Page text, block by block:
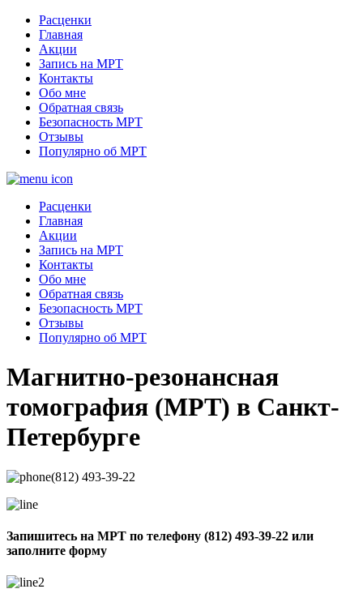
Расценки
Главная
Акции
Запись на МРТ
Контакты
Обо мне
Обратная связь
Безопасность МРТ
Отзывы
Популярно об МРТ
Расценки
Главная
Акции
Запись на МРТ
Контакты
Обо мне
Обратная связь
Безопасность МРТ
Отзывы
Популярно об МРТ
Магнитно-резонансная
томография (МРТ) в Санкт-
Петербурге
(812) 493-39-22
Запишитесь на МРТ по телефону (812) 493-39-22 или
заполните форму